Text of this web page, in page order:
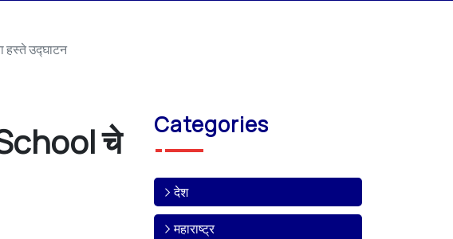
उद्घाटन
चे
Categories
देश
महाराष्ट्र